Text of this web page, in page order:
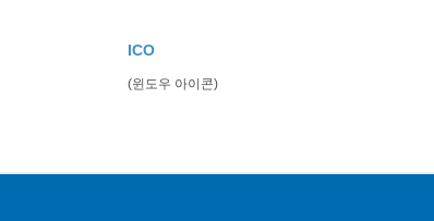
ICO
(윈도우 아이콘)